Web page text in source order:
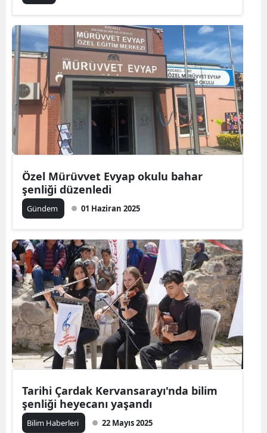
Özel Mürüvvet Evyap okulu bahar
şenliği düzenledi
Gündem 01 Haziran 2025
Tarihi Çardak Kervansarayı'nda bilim
şenliği heyecanı yaşandı
Bilim Haberleri 22 Mayıs 2025